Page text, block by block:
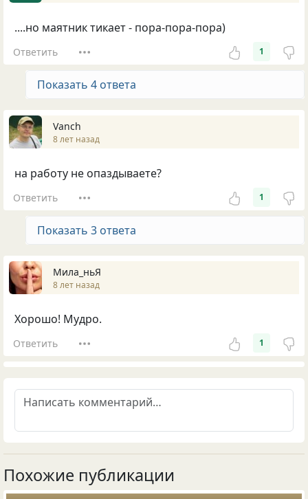
....но маятник тикает - пора-пора-пора)
Ответить 1
Показать 4 ответа
Vanch
8 лет назад
на работу не опаздываете?
Ответить 1
Показать 3 ответа
Мила_ньЯ
8 лет назад
Хорошо! Мудро.
Ответить 1
Похожие публикации